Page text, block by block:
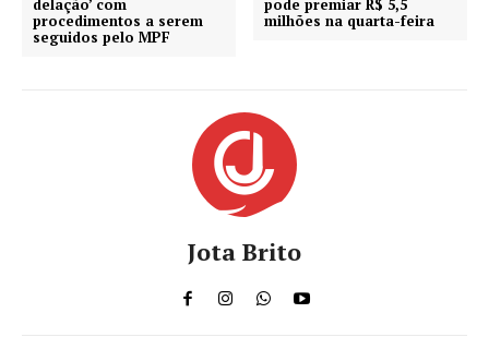
delação’ com
procedimentos a serem
seguidos pelo MPF
pode premiar R$ 5,5
milhões na quarta-feira
Jota Brito